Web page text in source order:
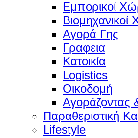
Εμπορικοί
Βιομηχανικοί
Αγορά Γης
Γραφεια
Κατοικία
Logistics
Οικοδομή
Αγοράζοντας
Παραθεριστική
Lifestyle